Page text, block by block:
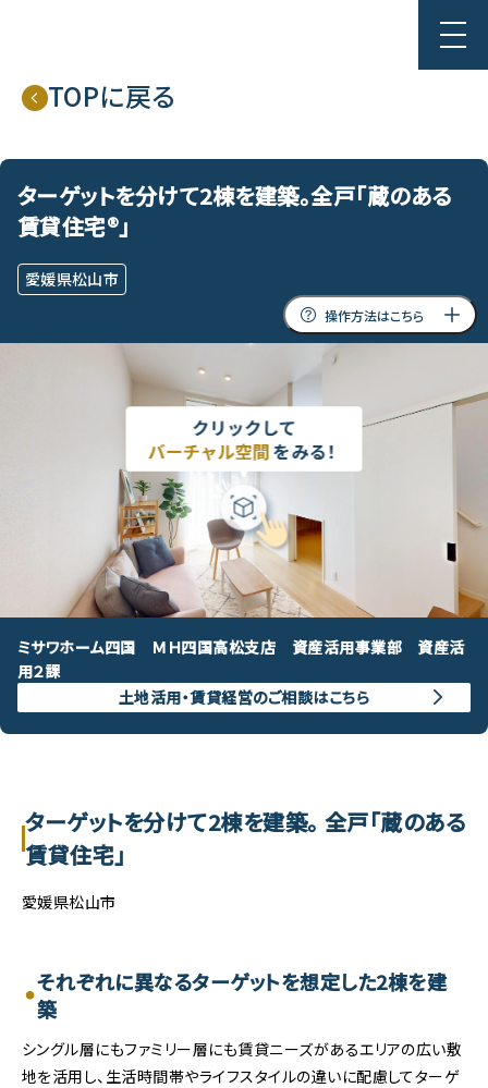
TOPに戻る
ターゲットを分けて2棟を建築。全戸「蔵のある
賃貸住宅®」
愛媛県松山市
操作方法はこちら
ミサワホーム四国 ＭＨ四国高松支店 資産活用事業部 資産活
用２課
土地活用・賃貸経営のご相談はこちら
ターゲットを分けて2棟を建築。 全戸「蔵のある
賃貸住宅」
愛媛県松山市
それぞれに異なるターゲットを想定した2棟を建
築
シングル層にもファミリー層にも賃貸ニーズがあるエリアの広い敷
地を活用し、生活時間帯やライフスタイルの違いに配慮してターゲ